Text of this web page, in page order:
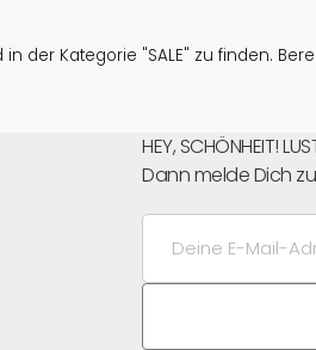
der Kategorie "SALE" zu finden.
HEY, SCHÖNHEIT!
Dann melde Dich
Deine
Mail-